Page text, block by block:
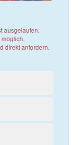
ausgelaufen.
direkt anfordern.